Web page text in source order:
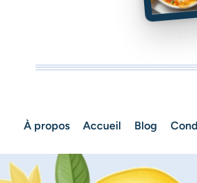
À propos Accueil Blog